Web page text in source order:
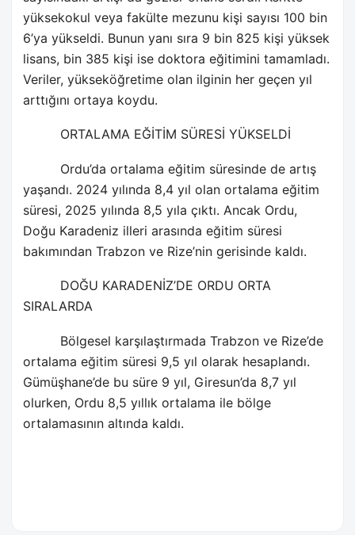
yüksekokul veya fakülte mezunu kişi sayısı 100 bin
6’ya yükseldi. Bunun yanı sıra 9 bin 825 kişi yüksek
lisans, bin 385 kişi ise doktora eğitimini tamamladı.
Veriler, yükseköğretime olan ilginin her geçen yıl
arttığını ortaya koydu.
ORTALAMA EĞİTİM SÜRESİ YÜKSELDİ
Ordu’da ortalama eğitim süresinde de artış
yaşandı. 2024 yılında 8,4 yıl olan ortalama eğitim
süresi, 2025 yılında 8,5 yıla çıktı. Ancak Ordu,
Doğu Karadeniz illeri arasında eğitim süresi
bakımından Trabzon ve Rize’nin gerisinde kaldı.
DOĞU KARADENİZ’DE ORDU ORTA
SIRALARDA
Bölgesel karşılaştırmada Trabzon ve Rize’de
ortalama eğitim süresi 9,5 yıl olarak hesaplandı.
Gümüşhane’de bu süre 9 yıl, Giresun’da 8,7 yıl
olurken, Ordu 8,5 yıllık ortalama ile bölge
ortalamasının altında kaldı.